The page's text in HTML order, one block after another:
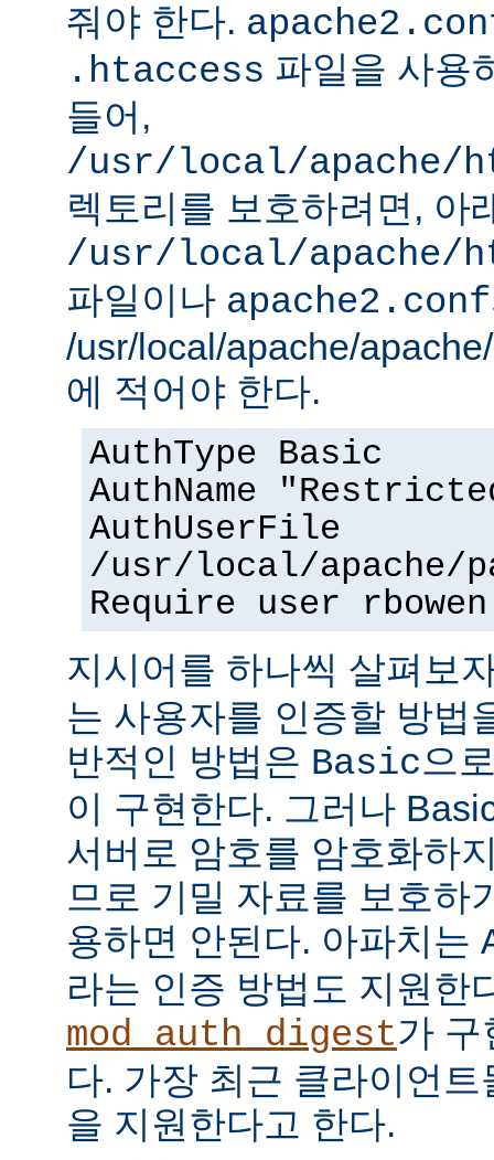
줘야 한다.
.htaccess 파일을 사용
들어,
/usr/local/apache/
렉토리를 보호하려면, 아
/usr/local/apache/
파일이나 apache2.conf
/usr/local/apache/
에 적어야 한다.
AuthType Basic
AuthName
AuthUserFile
/usr/local/apache/
Require user rbowen
지시어를 하나씩 살펴보
는 사용자를 인증할 방법
반적인 방법은 Basic으
이 구현한다. 그러나
서버로 암호를 암호화하
므로 기밀 자료를 보호하
용하면 안된다. 아파치는
라는 인증 방법도 지원한
mod_auth_digest가 구
다. 가장 최근 클라이언
을 지원한다고 한다.